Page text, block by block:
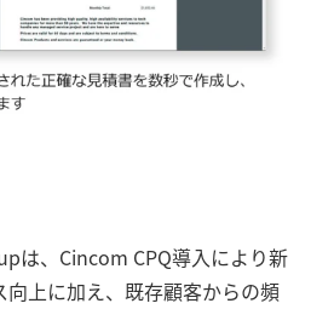
は、 Cincom CPQ導入により新
上に加え、既存顧客からの頻